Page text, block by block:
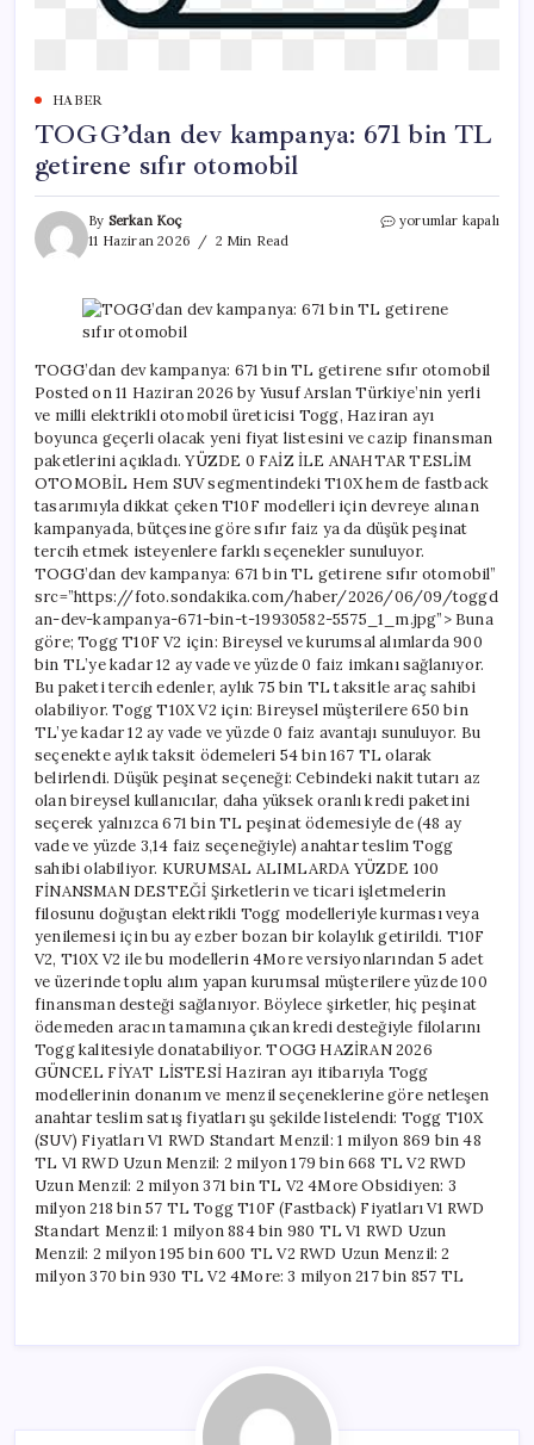
HABER
TOGG’dan dev kampanya: 671 bin TL
getirene sıfır otomobil
By Serkan Koç
11 Haziran 2026
2 Min Read
TOGG’dan
bin
TL
sıfır
otomobil
için
yorumlar kapalı
TOGG’dan dev kampanya: 671 bin TL getirene sıfır otomobil
Posted on 11 Haziran 2026 by Yusuf Arslan Türkiye’nin yerli
ve milli elektrikli otomobil üreticisi Togg, Haziran ayı
boyunca geçerli olacak yeni fiyat listesini ve cazip finansman
paketlerini açıkladı. YÜZDE 0 FAİZ İLE ANAHTAR TESLİM
OTOMOBİL Hem SUV segmentindeki T10X hem de fastback
tasarımıyla dikkat çeken T10F modelleri için devreye alınan
kampanyada, bütçesine göre sıfır faiz ya da düşük peşinat
tercih etmek isteyenlere farklı seçenekler sunuluyor.
TOGG’dan dev kampanya: 671 bin TL getirene sıfır otomobil”
src=”https://foto.sondakika.com/haber/2026/06/09/toggd
an-dev-kampanya-671-bin-t-19930582-5575_1_m.jpg”> Buna
göre; Togg T10F V2 için: Bireysel ve kurumsal alımlarda 900
bin TL’ye kadar 12 ay vade ve yüzde 0 faiz imkanı sağlanıyor.
Bu paketi tercih edenler, aylık 75 bin TL taksitle araç sahibi
olabiliyor. Togg T10X V2 için: Bireysel müşterilere 650 bin
TL’ye kadar 12 ay vade ve yüzde 0 faiz avantajı sunuluyor. Bu
seçenekte aylık taksit ödemeleri 54 bin 167 TL olarak
belirlendi. Düşük peşinat seçeneği: Cebindeki nakit tutarı az
olan bireysel kullanıcılar, daha yüksek oranlı kredi paketini
seçerek yalnızca 671 bin TL peşinat ödemesiyle de (48 ay
vade ve yüzde 3,14 faiz seçeneğiyle) anahtar teslim Togg
sahibi olabiliyor. KURUMSAL ALIMLARDA YÜZDE 100
FİNANSMAN DESTEĞİ Şirketlerin ve ticari işletmelerin
filosunu doğuştan elektrikli Togg modelleriyle kurması veya
yenilemesi için bu ay ezber bozan bir kolaylık getirildi. T10F
V2, T10X V2 ile bu modellerin 4More versiyonlarından 5 adet
ve üzerinde toplu alım yapan kurumsal müşterilere yüzde 100
finansman desteği sağlanıyor. Böylece şirketler, hiç peşinat
ödemeden aracın tamamına çıkan kredi desteğiyle filolarını
Togg kalitesiyle donatabiliyor. TOGG HAZİRAN 2026
GÜNCEL FİYAT LİSTESİ Haziran ayı itibarıyla Togg
modellerinin donanım ve menzil seçeneklerine göre netleşen
anahtar teslim satış fiyatları şu şekilde listelendi: Togg T10X
(SUV) Fiyatları V1 RWD Standart Menzil: 1 milyon 869 bin 48
TL V1 RWD Uzun Menzil: 2 milyon 179 bin 668 TL V2 RWD
Uzun Menzil: 2 milyon 371 bin TL V2 4More Obsidiyen: 3
milyon 218 bin 57 TL Togg T10F (Fastback) Fiyatları V1 RWD
Standart Menzil: 1 milyon 884 bin 980 TL V1 RWD Uzun
Menzil: 2 milyon 195 bin 600 TL V2 RWD Uzun Menzil: 2
milyon 370 bin 930 TL V2 4More: 3 milyon 217 bin 857 TL